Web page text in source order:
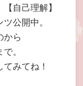
自己理解】
公開中。
から
。
みてね！